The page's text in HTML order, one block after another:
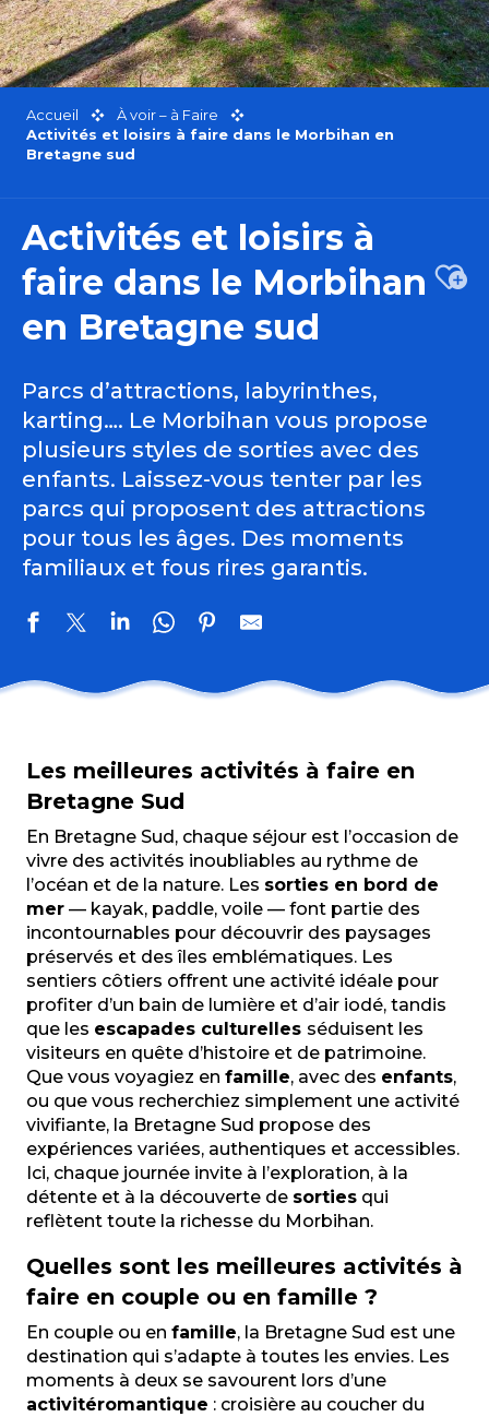
Accueil
À voir – à Faire
Activités et loisirs à faire dans le Morbihan en
Bretagne sud
Activités et loisirs à
faire dans le Morbihan
en Bretagne sud
Parcs d’attractions, labyrinthes,
karting…. Le Morbihan vous propose
plusieurs styles de sorties avec des
enfants. Laissez-vous tenter par les
parcs qui proposent des attractions
pour tous les âges. Des moments
familiaux et fous rires garantis.
Trampo'Lenn
Les mégalithes du bois du Brétin
La Cour d'Orgères
Boutique Ananda céramique
Menhir de Kermaillard
L'Echoppe-Expo de Stig et Ysaure
Locmaria Cycles
Base de loisirs du Lac du Bel Air
Bibliothèque de Kerfourn
Marchand Corine - Yoga
Les meilleures activités à faire en
Bretagne Sud
En Bretagne Sud, chaque séjour est l’occasion de
vivre des activités inoubliables au rythme de
l’océan et de la nature. Les sorties en bord de
mer — kayak, paddle, voile — font partie des
incontournables pour découvrir des paysages
préservés et des îles emblématiques. Les
sentiers côtiers offrent une activité idéale pour
profiter d’un bain de lumière et d’air iodé, tandis
que les escapades culturelles séduisent les
visiteurs en quête d’histoire et de patrimoine.
Que vous voyagiez en famille, avec des enfants,
ou que vous recherchiez simplement une activité
vivifiante, la Bretagne Sud propose des
expériences variées, authentiques et accessibles.
Ici, chaque journée invite à l’exploration, à la
détente et à la découverte de sorties qui
reflètent toute la richesse du Morbihan.
Quelles sont les meilleures activités à
faire en couple ou en famille ?
En couple ou en famille, la Bretagne Sud est une
destination qui s’adapte à toutes les envies. Les
moments à deux se savourent lors d’une
activitéromantique : croisière au coucher du